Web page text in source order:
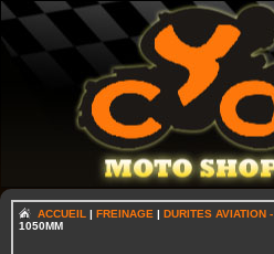
ACCUEIL | FREINAGE | DURITES AVIATION
1050MM